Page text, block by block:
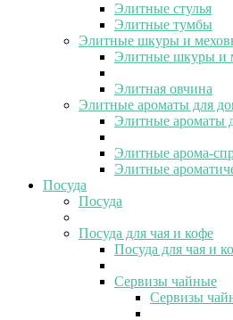
Элитные стулья
Элитные тумбы
Элитные шкуры и
Элитные шкуры и
Элитная овчина
Элитные ароматы для
Элитные ароматы
Элитные арома-
Элитные
Посуда
Посуда
Посуда для чая и кофе
Посуда для чая и
Сервизы чайные
Сервизы